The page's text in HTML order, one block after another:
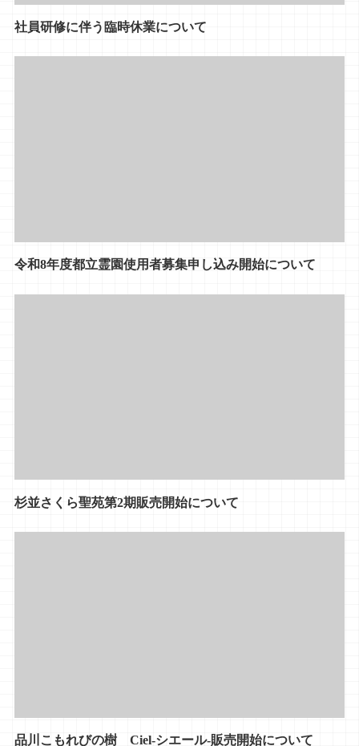
社員研修に伴う臨時休業について
令和8年度都立霊園使用者募集申し込み開始について
杉並さくら聖苑第2期販売開始について
品川こもれびの樹 Ciel-シエール-販売開始について